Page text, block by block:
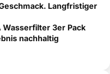
Langfristiger
3er Pack
nachhaltig